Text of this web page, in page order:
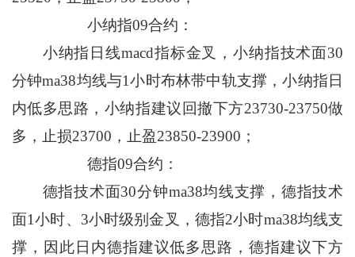
小纳指09合约：
小纳指日线macd指标金叉，小纳指技术面30
分钟ma38均线与1小时布林带中轨支撑，小纳指日
内低多思路，小纳指建议回撤下方23730-23750做
多，止损23700，止盈23850-23900；
德指09合约：
德指技术面30分钟ma38均线支撑，德指技术
面1小时、3小时级别金叉，德指2小时ma38均线支
撑，因此日内德指建议低多思路，德指建议下方